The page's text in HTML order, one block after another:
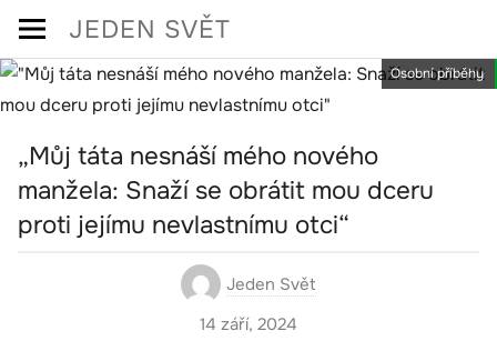
Skip
content
JEDEN SVĚT
Osobní příběhy
„Můj táta nesnáší mého nového
manžela: Snaží se obrátit mou dceru
proti jejímu nevlastnímu otci“
Jeden Svět
14 září, 2024